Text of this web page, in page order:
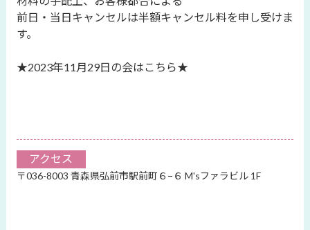
前日・当日キャンセルは半額キャンセル料を申し受けま
す。
★2023年11月29日の会はこちら★
アクセス
〒036-8003 青森県弘前市駅前町６−６ M'sファラビル 1F